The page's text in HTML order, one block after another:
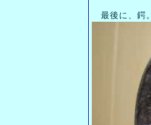
最後に、鍔